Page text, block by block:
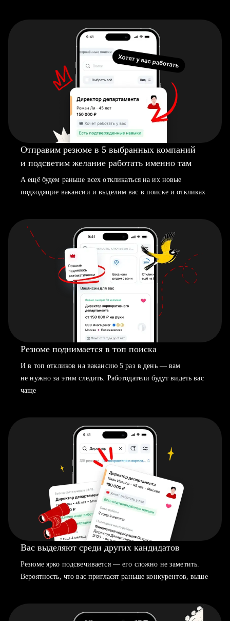
Отправим резюме в 5 выбранных компаний
и подсветим желание работать именно там
А ещё будем раньше всех откликаться на их новые
подходящие вакансии и выделим вас в поиске и откликах
Резюме поднимается в топ поиска
И в топ откликов на вакансию 5 раз в день — вам
не нужно за этим следить. Работодатели будут видеть вас
чаще
Вас выделяют среди других кандидатов
Резюме ярко подсвечивается — его сложно не заметить.
Вероятность, что вас пригласят раньше конкурентов, выше